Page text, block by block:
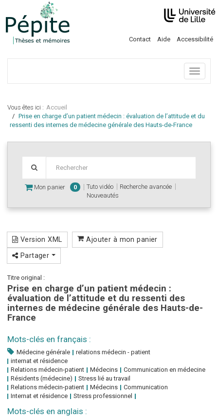
Contact Aide Accessibilité
Menu
Vous êtes ici : Accueil
Prise en charge d’un patient médecin : évaluation de l’attitude et du
ressenti des internes de médecine générale des Hauts-de-France
Mon panier 0 Tuto vidéo
Recherche avancée
Nouveautés
Version XML Ajouter à mon panier
Partager
Titre original :
Prise en charge d’un patient médecin :
évaluation de l’attitude et du ressenti des
internes de médecine générale des Hauts-de-
France
Mots-clés en français :
Médecine générale
relations médecin - patient
internat et résidence
Relations médecin-patient
Médecins
Communication en médecine
Résidents (médecine)
Stress lié au travail
Relations médecin-patient
Médecins
Communication
Internat et résidence
Stress professionnel
Mots-clés en anglais :